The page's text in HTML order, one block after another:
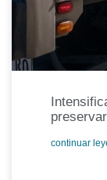
continuar